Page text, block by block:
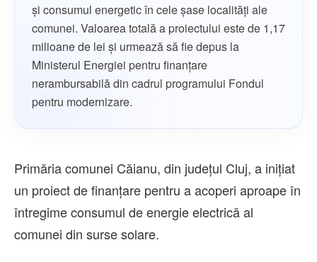
și consumul energetic în cele șase localități ale
comunei. Valoarea totală a proiectului este de 1,17
milioane de lei și urmează să fie depus la
Ministerul Energiei pentru finanțare
nerambursabilă din cadrul programului Fondul
pentru modernizare.
Primăria comunei Căianu, din județul Cluj, a inițiat
un proiect de finanțare pentru a acoperi aproape în
întregime consumul de energie electrică al
comunei din surse solare.